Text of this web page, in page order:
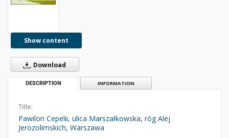
Show content
Download
DESCRIPTION INFORMATION
Title:
Pawilon Cepelii, ulica Marszałkowska, róg Alej
Jerozolimskich, Warszawa